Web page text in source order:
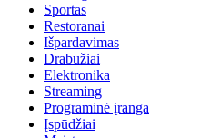
Sportas
Restoranai
Išpardavimas
Drabužiai
Elektronika
Streaming
Programinė įranga
Įspūdžiai